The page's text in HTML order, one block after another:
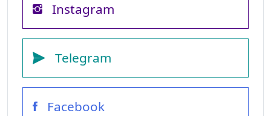
Instagram
Telegram
Facebook